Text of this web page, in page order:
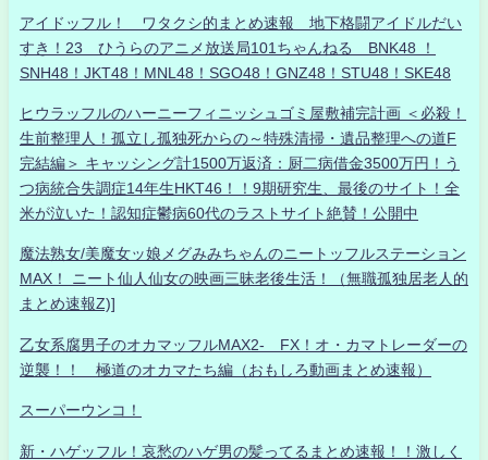
アイドッフル！ ワタクシ的まとめ速報 地下格闘アイドルだい
すき！23 ひうらのアニメ放送局101ちゃんねる BNK48 ！
SNH48！JKT48！MNL48！SGO48！GNZ48！STU48！SKE48
ヒウラッフルのハーニーフィニッシュゴミ屋敷補完計画 ＜必殺！
生前整理人！孤立し孤独死からの～特殊清掃・遺品整理への道F
完結編＞ キャッシング計1500万返済：厨二病借金3500万円！う
つ病統合失調症14年生HKT46！！9期研究生、最後のサイト！全
米が泣いた！認知症鬱病60代のラストサイト絶賛！公開中
魔法熟女/美魔女ッ娘メグみみちゃんのニートッフルステーション
MAX！ ニート仙人仙女の映画三昧老後生活！（無職孤独居老人的
まとめ速報Z)]
乙女系腐男子のオカマッフルMAX2- FX！オ・カマトレーダーの
逆襲！！ 極道のオカマたち編（おもしろ動画まとめ速報）
スーパーウンコ！
新・ハゲッフル！哀愁のハゲ男の髪ってるまとめ速報！！激しく